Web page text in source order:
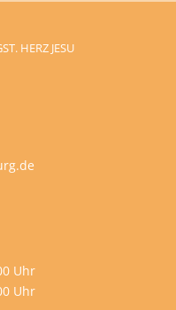
HERZ JESU
Uhr
Uhr